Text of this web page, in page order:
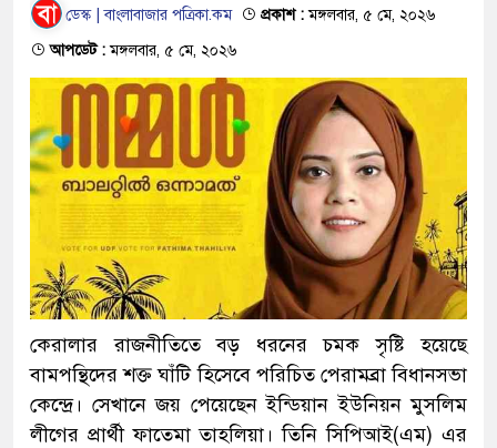
ডেস্ক | বাংলাবাজার পত্রিকা.কম প্রকাশ :মঙ্গলবার, ৫ মে, ২০২৬
আপডেট :মঙ্গলবার, ৫ মে, ২০২৬
কেরালার রাজনীতিতে বড় ধরনের চমক সৃষ্টি হয়েছে
বামপন্থিদের শক্ত ঘাঁটি হিসেবে পরিচিত পেরামব্রা বিধানসভা
কেন্দ্রে। সেখানে জয় পেয়েছেন ইন্ডিয়ান ইউনিয়ন মুসলিম
লীগের প্রার্থী ফাতেমা তাহলিয়া। তিনি সিপিআই(এম) এর